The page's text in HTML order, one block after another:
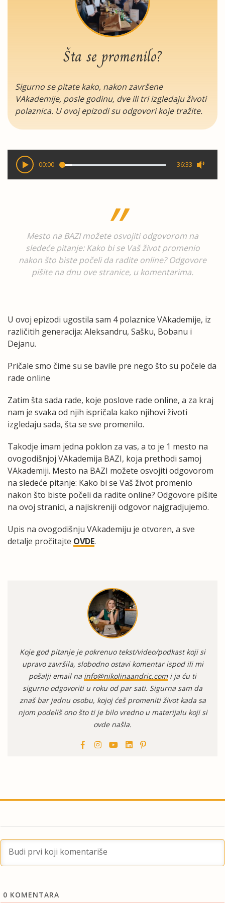
Šta se promenilo?
Sigurno se pitate kako, nakon završene
VAkademije, posle godinu, dve ili tri izgledaju životi
polaznica. U ovoj epizodi su odgovori koje tražite.
00:00 36:33
Mesto na BAZI možete osvojiti odgovorom na
sledeće pitanje: Kako bi se Vaš život promenio
nakon što biste počeli da radite online? Odgovore
pišite na dnu ove stranice, u komentarima.
U ovoj epizodi ugostila sam 4 polaznice VAkademije, iz
različitih generacija: Aleksandru, Sašku, Bobanu i
Dejanu.
Pričale smo čime su se bavile pre nego što su počele da
rade online
Zatim šta sada rade, koje poslove rade online, a za kraj
nam je svaka od njih ispričala kako njihovi životi
izgledaju sada, šta se sve promenilo.
Takodje imam jedna poklon za vas, a to je 1 mesto na
ovogodišnjoj VAkademija BAZI, koja prethodi samoj
VAkademiji. Mesto na BAZI možete osvojiti odgovorom
na sledeće pitanje: Kako bi se Vaš život promenio
nakon što biste počeli da radite online? Odgovore pišite
na ovoj stranici, a najiskreniji odgovor najgradjujemo.
Upis na ovogodišnju VAkademiju je otvoren, a sve
detalje pročitajte OVDE.
Koje god pitanje je pokrenuo tekst/video/podkast koji si
upravo završila, slobodno ostavi komentar ispod ili mi
pošalji email na info@nikolinaandric.comi ja ću ti
sigurno odgovoriti u roku od par sati. Sigurna sam da
znaš bar jednu osobu, kojoj ćeš promeniti život kada sa
njom podeliš ono što ti je bilo vredno u materijalu koji si
ovde našla.
0 KOMENTARA